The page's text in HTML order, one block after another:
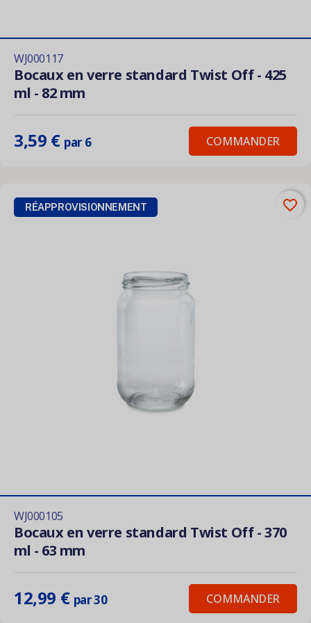
WJ000117
Bocaux en verre standard Twist Off - 425
ml - 82 mm
3,59 € par 6 COMMANDER
WJ000105
Bocaux en verre standard Twist Off - 370
ml - 63 mm
12,99 € par 30 COMMANDER
RÉAPPROVISIONNEMENT favorite_border